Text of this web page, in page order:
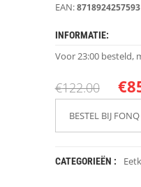
EAN:8718924257593
INFORMATIE:
Voor 23:00 besteld,
€122.00 €
BESTEL BIJ FONQ
CATEGORIEËN :